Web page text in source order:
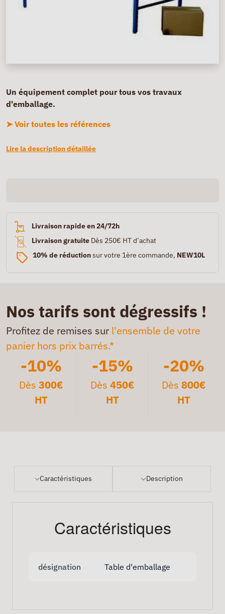
Un équipement complet pour tous vos travaux
d'emballage.
➤ Voir toutes les références
Lire la description détaillée
Livraison rapide en 24/72h
Livraison gratuite Dès 250€ HT d’achat
10% de réductionsur votre 1ère commande, NEW10L
Nos tarifs sont dégressifs !
Profitez de remises sur l'ensemble de votre
panier hors prix barrés.*
-10%
Dès300€
HT
-15%
Dès 450€
HT
-20%
Dès 800€
HT
Caractéristiques Description
Caractéristiques
désignation Table d'emballage